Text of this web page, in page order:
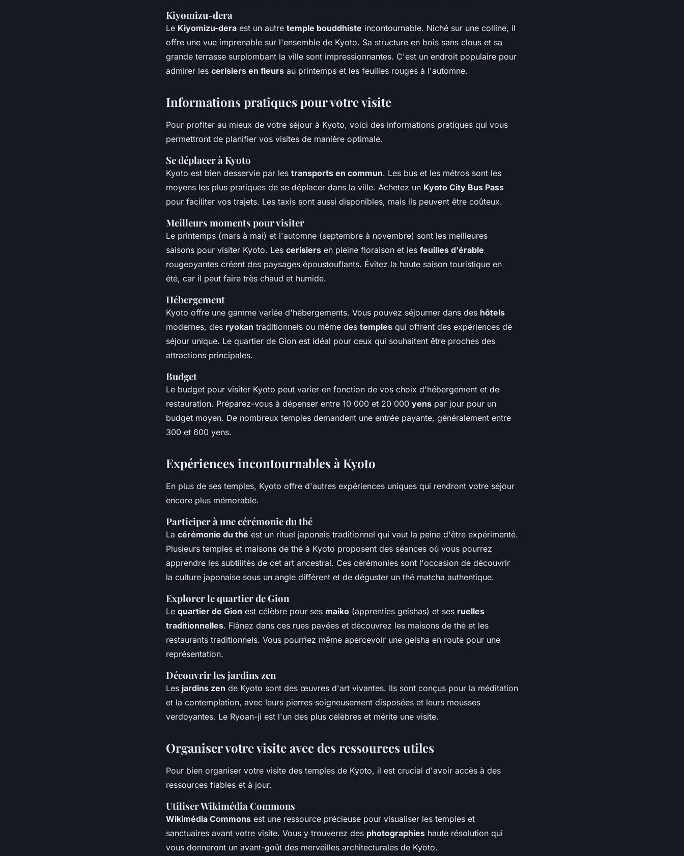
Kiyomizu-dera
Le Kiyomizu-dera est un autre temple bouddhiste incontournable. Niché sur une colline, il
offre une vue imprenable sur l'ensemble de Kyoto. Sa structure en bois sans clous et sa
grande terrasse surplombant la ville sont impressionnantes. C'est un endroit populaire pour
admirer les cerisiers en fleurs au printemps et les feuilles rouges à l'automne.
Informations pratiques pour votre visite
Pour profiter au mieux de votre séjour à Kyoto, voici des informations pratiques qui vous
permettront de planifier vos visites de manière optimale.
Se déplacer à Kyoto
Kyoto est bien desservie par les transports en commun. Les bus et les métros sont les
moyens les plus pratiques de se déplacer dans la ville. Achetez un Kyoto City Bus Pass
pour faciliter vos trajets. Les taxis sont aussi disponibles, mais ils peuvent être coûteux.
Meilleurs moments pour visiter
Le printemps (mars à mai) et l'automne (septembre à novembre) sont les meilleures
saisons pour visiter Kyoto. Les cerisiers en pleine floraison et les feuilles d'érable
rougeoyantes créent des paysages époustouflants. Évitez la haute saison touristique en
été, car il peut faire très chaud et humide.
Hébergement
Kyoto offre une gamme variée d'hébergements. Vous pouvez séjourner dans des hôtels
modernes, des ryokan traditionnels ou même des temples qui offrent des expériences de
séjour unique. Le quartier de Gion est idéal pour ceux qui souhaitent être proches des
attractions principales.
Budget
Le budget pour visiter Kyoto peut varier en fonction de vos choix d'hébergement et de
restauration. Préparez-vous à dépenser entre 10 000 et 20 000 yens par jour pour un
budget moyen. De nombreux temples demandent une entrée payante, généralement entre
300 et 600 yens.
Expériences incontournables à Kyoto
En plus de ses temples, Kyoto offre d'autres expériences uniques qui rendront votre séjour
encore plus mémorable.
Participer à une cérémonie du thé
La cérémonie du thé est un rituel japonais traditionnel qui vaut la peine d'être expérimenté.
Plusieurs temples et maisons de thé à Kyoto proposent des séances où vous pourrez
apprendre les subtilités de cet art ancestral. Ces cérémonies sont l'occasion de découvrir
la culture japonaise sous un angle différent et de déguster un thé matcha authentique.
Explorer le quartier de Gion
Le quartier de Gion est célèbre pour ses maiko (apprenties geishas) et ses ruelles
traditionnelles. Flânez dans ces rues pavées et découvrez les maisons de thé et les
restaurants traditionnels. Vous pourriez même apercevoir une geisha en route pour une
représentation.
Découvrir les jardins zen
Les jardins zen de Kyoto sont des œuvres d'art vivantes. Ils sont conçus pour la méditation
et la contemplation, avec leurs pierres soigneusement disposées et leurs mousses
verdoyantes. Le Ryoan-ji est l'un des plus célèbres et mérite une visite.
Organiser votre visite avec des ressources utiles
Pour bien organiser votre visite des temples de Kyoto, il est crucial d'avoir accès à des
ressources fiables et à jour.
Utiliser Wikimédia Commons
Wikimédia Commons est une ressource précieuse pour visualiser les temples et
sanctuaires avant votre visite. Vous y trouverez des photographies haute résolution qui
vous donneront un avant-goût des merveilles architecturales de Kyoto.